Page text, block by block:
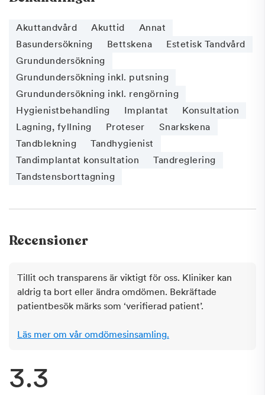
Akuttandvård Akuttid
Annat
Basundersökning
Bettskena
Estetisk Tandvård
Grundundersökning
Grundundersökning inkl. putsning
Grundundersökning inkl. rengörning
Hygienistbehandling
Implantat
Konsultation
Lagning, fyllning
Proteser
Snarkskena
Tandblekning
Tandhygienist
Tandimplantat konsultation
Tandreglering
Tandstensborttagning
Recensioner
Tillit och transparens är viktigt för oss. Kliniker kan
aldrig ta bort eller ändra omdömen. Bekräftade
patientbesök märks som ‘verifierad patient’.
Läs mer om vår omdömesinsamling.
3.3